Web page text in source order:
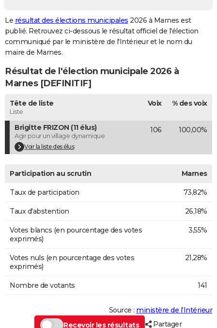
GUIDES D'ACHAT
BONS PLANS
CARTE DE VOEUX
Carte de Noël
Carte Bonne année
Carte Saint-Valentin
Carte Pâques
Carte d'anniversaire
DICTIONNAIRE
Dictionnaire
Biographies
Citations
Expressions
Proverbes
PROGRAMME TV
COPAINS D'AVANT
S'inscrire
Se connecter
Lycées
Collèges
Primaires
Universités
Entreprises
Service militaire
Avis de recherche
AVIS DE DÉCÈS
FORUM
Le résultat des élections municipales 2026 à Marnes est
publié. Retrouvez ci-dessous le résultat officiel de l'élection
communiqué par le ministère de l'Intérieur et le nom du
maire de Marnes.
Résultat de l'élection municipale 2026 à
Marnes [DEFINITIF]
Tête de liste
Liste
Voix % des voix
Brigitte FRIZON (11 élus)
Agir pour un village dynamique
Voir la liste des élus
106 100,00%
Participation au scrutin Marnes
Taux de participation 73,82%
Taux d'abstention 26,18%
Votes blancs (en pourcentage des votes
exprimés)
3,55%
Votes nuls (en pourcentage des votes
exprimés)
21,28%
Nombre de votants 141
Source : ministère de l’Intérieur
Recevoir les résultats
Partager